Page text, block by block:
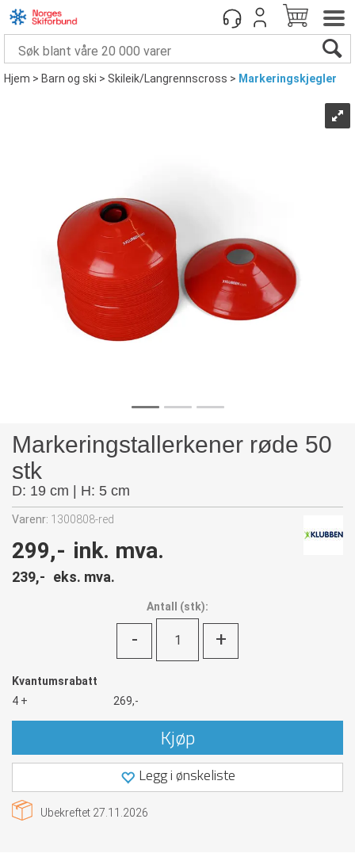
Hjem>Barn og ski>Skileik/Langrennscross> Markeringskjegler
Markeringstallerkener røde 50
stk
D: 19 cm | H: 5 cm
Varenr: 1300808-red
299,- ink. mva.
239,- eks. mva.
Antall (stk):
- +
Kvantumsrabatt
4 +
269,-
Kjøp
Legg i ønskeliste
Ubekreftet 27.11.2026